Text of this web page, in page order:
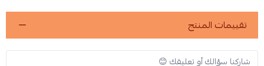
تقييمات المنتج